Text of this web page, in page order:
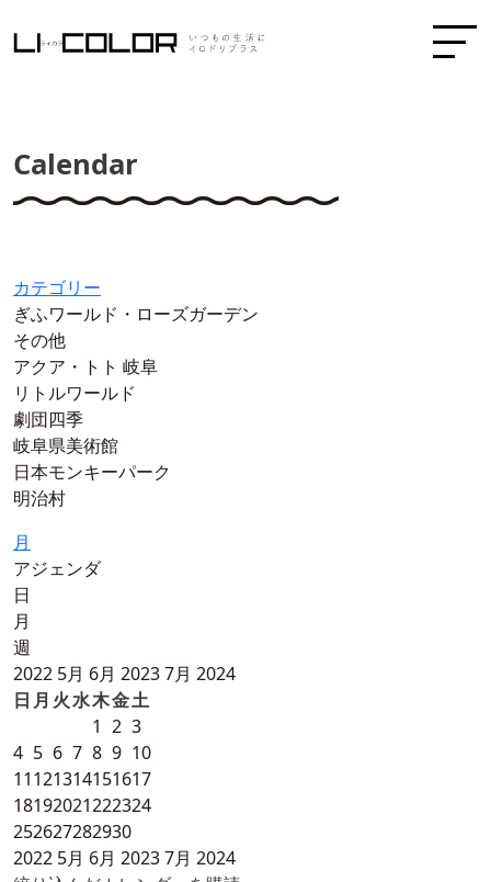
Calendar
カテゴリー
ぎふワールド・ローズガーデン
その他
アクア・トト 岐阜
リトルワールド
劇団四季
岐阜県美術館
日本モンキーパーク
明治村
月
アジェンダ
日
月
週
2022 5月 6月 20237月 2024
日 月 火水木金土
1 2 3
4 5 6 7 8 9 10
11121314151617
18192021222324
252627282930
2022 5月 6月 20237月 2024